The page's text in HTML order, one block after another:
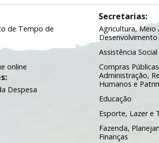
de Tempo de
online
Despesa
Secretarias:
Agricultura, Meio
Assistência Social
Compras
Administração,
Humanos e
Educação
Esporte, Lazer e
Fazenda,
Finanças